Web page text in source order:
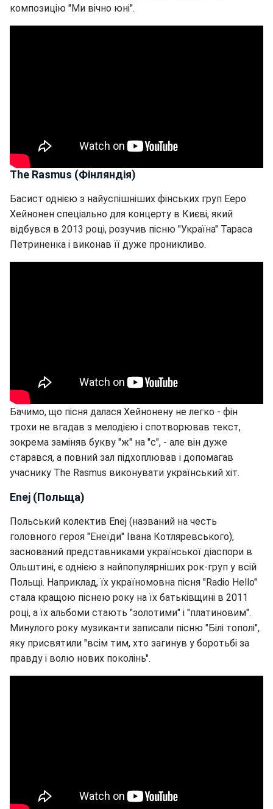
композицію "Ми вічно юні".
The Rasmus (Фінляндія)
Басист однією з найуспішніших фінських груп Ееро
Хейнонен спеціально для концерту в Києві, який
відбувся в 2013 році, розучив пісню "Україна" Тараса
Петриненка і виконав її дуже проникливо.
Бачимо, що пісня далася Хейнонену не легко - фін
трохи не вгадав з мелодією і спотворював текст,
зокрема заміняв букву "ж" на "с", - але він дуже
старався, а повний зал підхоплював і допомагав
учаснику The Rasmus виконувати український хіт.
Enej (Польща)
Польський колектив Enej (названий на честь
головного героя "Енеїди" Івана Котляревського),
заснований представниками української діаспори в
Ольштині, є однією з найпопулярніших рок-груп у всій
Польщі. Наприклад, їх україномовна пісня "Radio Hello"
стала кращою піснею року на їх батьківщині в 2011
році, а їх альбоми стають "золотими" і "платиновим".
Минулого року музиканти записали пісню "Білі тополі",
яку присвятили "всім тим, хто загинув у боротьбі за
правду і волю нових поколінь".